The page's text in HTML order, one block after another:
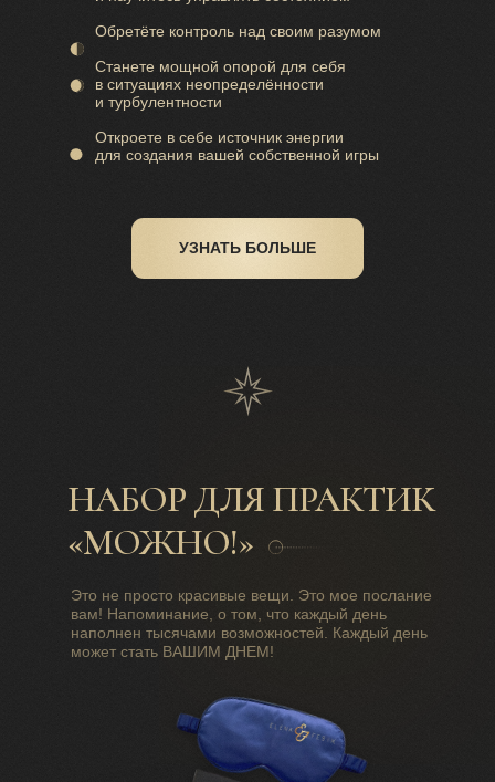
УЗНАТЬ БОЛЬШЕ
Обретёте контроль над своим разумом
Станете мощной опорой для себя
в ситуациях неопределённости
и турбулентности
Откроете в себе источник энергии
для создания вашей собственной игры
НАБОР ДЛЯ ПРАКТИК
«МОЖНО!»
Это не просто красивые вещи. Это мое послание
вам! Напоминание, о том, что каждый день
наполнен тысячами возможностей. Каждый день
может стать ВАШИМ ДНЕМ!